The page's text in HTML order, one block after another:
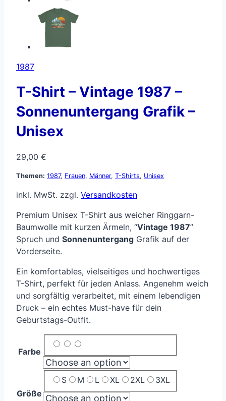
1987
T-Shirt – Vintage 1987 –
Sonnenuntergang Grafik –
Unisex
29,00 €
Themen: 1987, Frauen, Männer, T-Shirts, Unisex
inkl. MwSt. zzgl. Versandkosten
Premium Unisex T-Shirt aus weicher Ringgarn-
Baumwolle mit kurzen Ärmeln, “Vintage 1987”
Spruch und Sonnenuntergang Grafik auf der
Vorderseite.
Ein komfortables, vielseitiges und hochwertiges
T-Shirt, perfekt für jeden Anlass. Angenehm weich
und sorgfältig verarbeitet, mit einem lebendigen
Druck – ein echtes Must-have für dein
Geburtstags-Outfit.
Farbe
Größe
S M L XL 2XL 3XL